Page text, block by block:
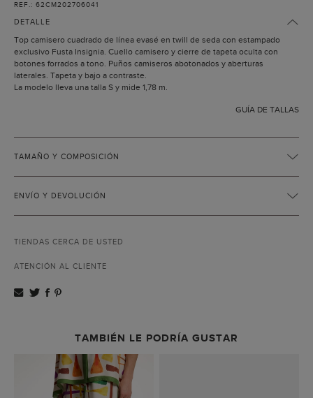
REF.: 62CM202706041
DETALLE
Top camisero cuadrado de línea evasé en twill de seda con estampado
exclusivo Fusta Insignia. Cuello camisero y cierre de tapeta oculta con
botones forrados a tono. Puños camiseros abotonados y aberturas
laterales. Tapeta y bajo a contraste.
La modelo lleva una talla S y mide 1,78 m.
GUÍA DE TALLAS
TAMAÑO Y COMPOSICIÓN
ENVÍO Y DEVOLUCIÓN
TIENDAS CERCA DE USTED
ATENCIÓN AL CLIENTE
TAMBIÉN LE PODRÍA GUSTAR